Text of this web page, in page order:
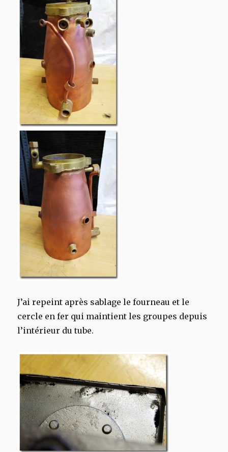
J’ai repeint après sablage le fourneau et le
cercle en fer qui maintient les groupes depuis
l’intérieur du tube.